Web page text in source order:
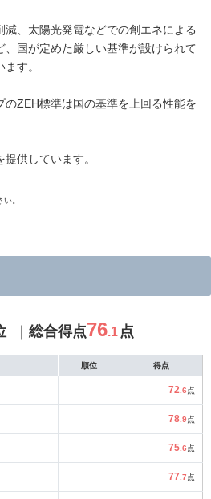
、太陽光発電などでの創エネによる
、国が定めた厳しい基準が設けられて
す。
のZEH標準は国の基準を上回る性能を
供しています。
。
総合得点76.1 点
順位 得点
72 .6点
78 .9点
75 .6点
77 .7点